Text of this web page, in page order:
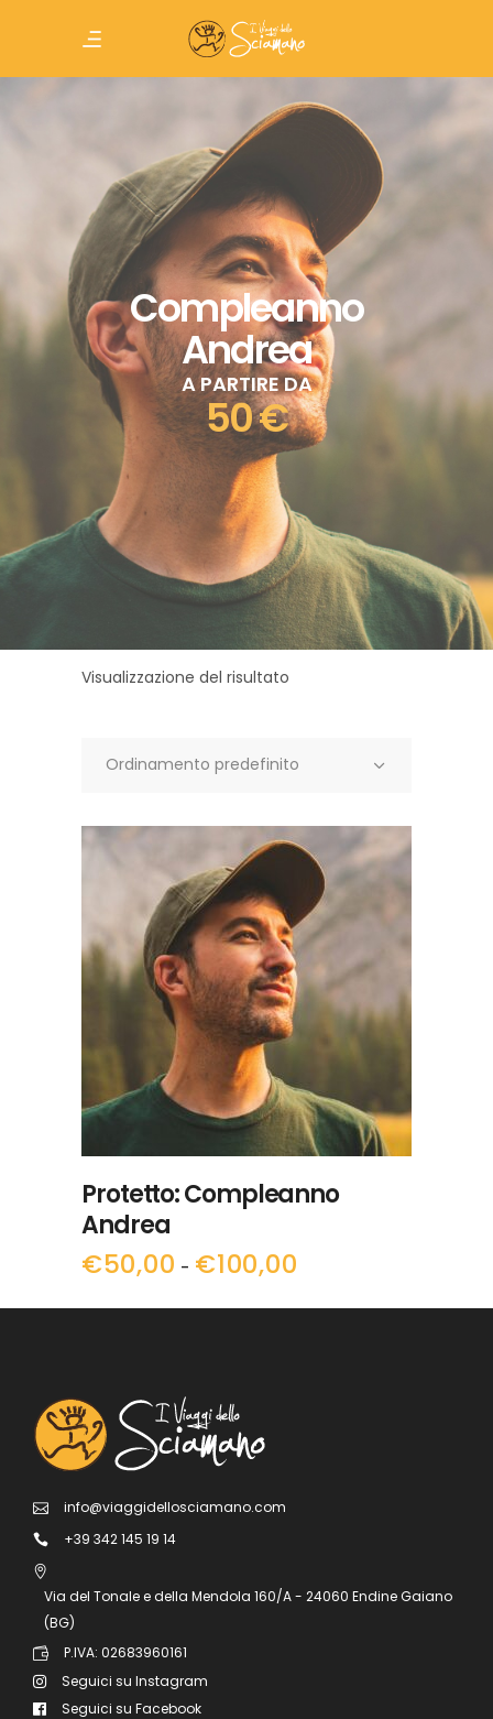
Compleanno
Andrea
A PARTIRE DA
50 €
Visualizzazione del risultato
Ordinamento predefinito
LEGGI TUTTO
Protetto: Compleanno
Andrea
€50,00 - €100,00
da
info@viaggidellosciamano.com
+39 342 145 19 14
Via del Tonale e della Mendola 160/A - 24060 Endine Gaiano
(BG)
P.IVA: 02683960161
Seguici su Instagram
Seguici su Facebook